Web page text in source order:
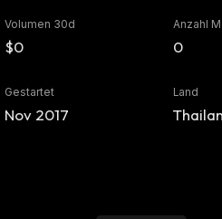
Volumen 30d
$0
Anzahl
0
Gestartet
Nov 2017
Land